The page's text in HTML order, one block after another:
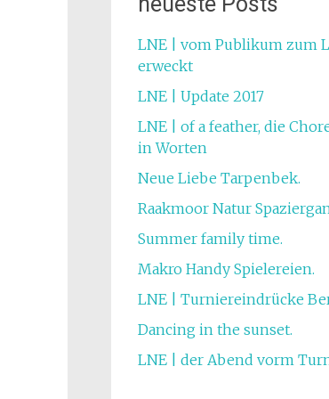
LNE | vom Publikum zum
erweckt
LNE | Update 2017
LNE | of a feather, die
in Worten
Neue Liebe Tarpenbek.
Raakmoor Natur
Summer family time.
Makro Handy Spielereien.
LNE | Turniereindrücke
Dancing in the sunset.
LNE | der Abend vorm